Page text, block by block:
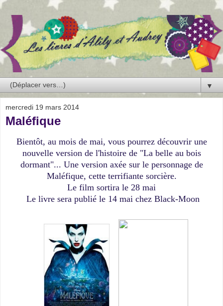
▼
mercredi 19 mars 2014
Maléfique
Bientôt, au mois de mai, vous pourrez découvrir une
nouvelle version de l'histoire de "La belle au bois
dormant"... Une version axée sur le personnage de
Maléfique, cette terrifiante sorcière.
Le film sortira le 28 mai
Le livre sera publié le 14 mai chez Black-Moon